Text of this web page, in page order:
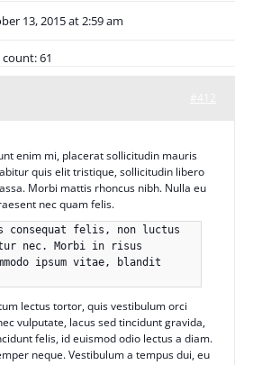
13, 2015 at 2:59 am
61
enim mi, placerat sollicitudin mauris
quis elit tristique, sollicitudin libero
Morbi mattis rhoncus nibh. Nulla eu
nec quam felis.
consequat felis, non luctus
nec. Morbi in risus
ipsum vitae, blandit
lectus tortor, quis vestibulum orci
vulputate, lacus sed tincidunt gravida,
felis, id euismod odio lectus a diam.
neque. Vestibulum a tempus dui, eu